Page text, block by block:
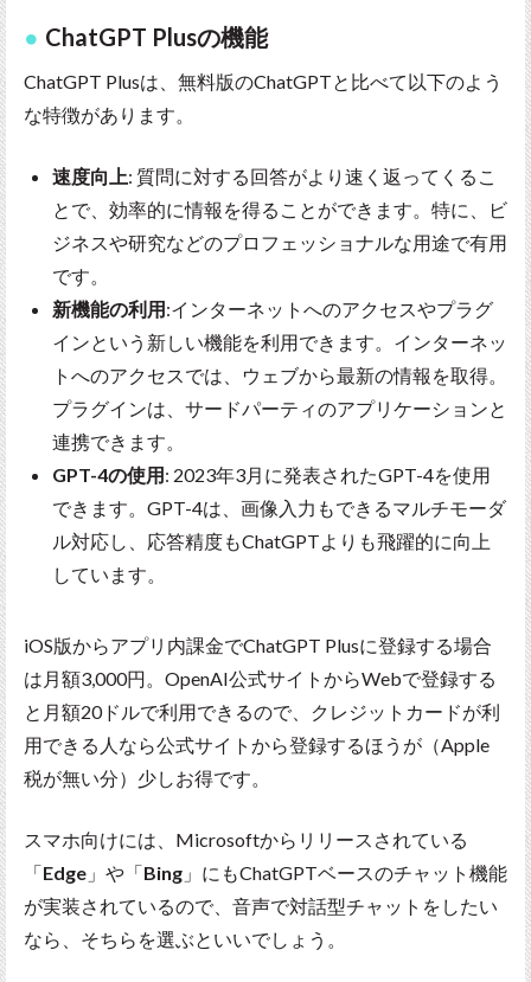
ChatGPT Plusの機能
ChatGPT Plusは、無料版のChatGPTと比べて以下のよう
な特徴があります。
速度向上: 質問に対する回答がより速く返ってくるこ
とで、効率的に情報を得ることができます。特に、ビ
ジネスや研究などのプロフェッショナルな用途で有用
です。
新機能の利用 :インターネットへのアクセスやプラグ
インという新しい機能を利用できます。インターネッ
トへのアクセスでは、ウェブから最新の情報を取得。
プラグインは、サードパーティのアプリケーションと
連携できます。
GPT-4の使用 : 2023年3月に発表されたGPT-4を使用
できます。GPT-4は、画像入力もできるマルチモーダ
ル対応し、応答精度もChatGPTよりも飛躍的に向上
しています。
iOS版からアプリ内課金でChatGPT Plusに登録する場合
は月額3,000円。OpenAI公式サイトからWebで登録する
と月額20ドルで利用できるので、クレジットカードが利
用できる人なら公式サイトから登録するほうが（Apple
税が無い分）少しお得です。
スマホ向けには、Microsoftからリリースされている
「Edge 」や「Bing 」にもChatGPTベースのチャット機能
が実装されているので、音声で対話型チャットをしたい
なら、そちらを選ぶといいでしょう。